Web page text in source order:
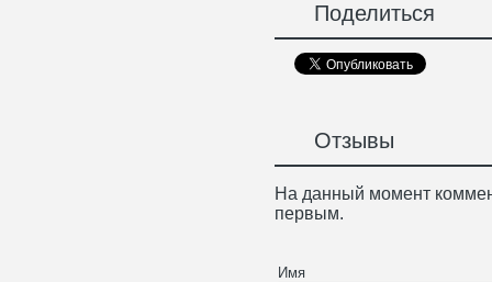
Поделиться
Отзывы
На данный момент
первым.
Имя